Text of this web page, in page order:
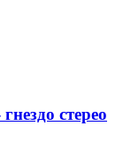
стерео